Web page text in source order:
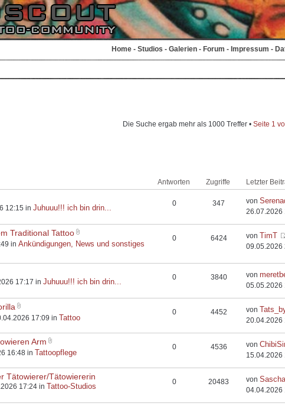
Home - Studios - Galerien - Forum - Impressum -
Die Suche ergab mehr als 1000 Treffer • Seite 1
Antworten Zugriffe Letzter
12:15 in Juhuuu!!! ich bin drin... 0 347 von
26.07.2026
Traditional Tattoo
in Ankündigungen, News und sonstiges
0 6424 von TimT
09.05.2026
17:17 in Juhuuu!!! ich bin drin... 0 3840 von
05.05.2026
17:09 in Tattoo
0 4452 von
20.04.2026
Arm
16:48 in Tattoopflege
0 4536 von
15.04.2026
Tätowierer/Tätowiererin
17:24 in Tattoo-Studios 0 20483 von
04.04.2026